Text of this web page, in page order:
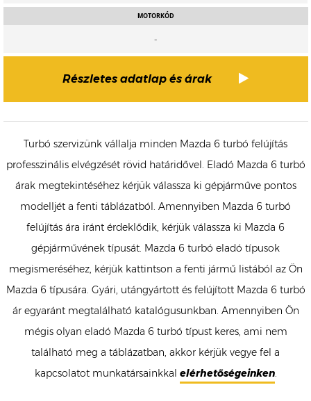
MOTORKÓD
-
Részletes adatlap és árak
Turbó szervizünk vállalja minden Mazda 6 turbó felújítás
professzinális elvégzését rövid határidővel. Eladó Mazda 6 turbó
árak megtekintéséhez kérjük válassza ki gépjárműve pontos
modelljét a fenti táblázatból. Amennyiben Mazda 6 turbó
felújítás ára iránt érdeklődik, kérjük válassza ki Mazda 6
gépjárművének típusát. Mazda 6 turbó eladó típusok
megismeréséhez, kérjük kattintson a fenti jármű listából az Ön
Mazda 6 típusára. Gyári, utángyártott és felújított Mazda 6 turbó
ár egyaránt megtalálható katalógusunkban. Amennyiben Ön
mégis olyan eladó Mazda 6 turbó típust keres, ami nem
található meg a táblázatban, akkor kérjük vegye fel a
kapcsolatot munkatársainkkal elérhetőségeinken.